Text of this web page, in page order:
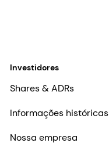
Investidores
Shares & ADRs
Informações históricas
Nossa empresa